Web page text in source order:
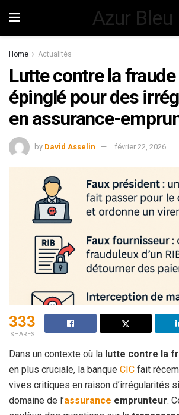
Azur Bleu
Home Actualités
Lutte contre la fraude
épinglé pour des
en assurance-
by David Asselin février 22, 2026
333
SHARES
Dans un contexte où la lutte contre la
en plus cruciale, la banque CIC fait
vives critiques en raison d’irrégularités
domaine de l’assurance emprunteur.